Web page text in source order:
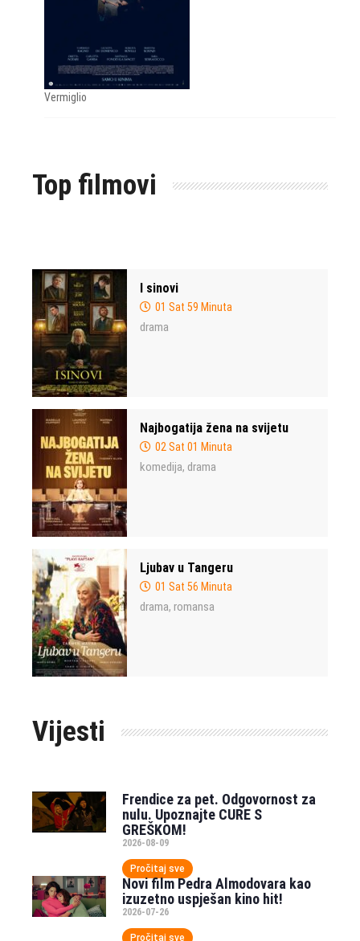
Vermiglio
Top filmovi
I sinovi
01 Sat 59 Minuta
drama
Najbogatija žena na svijetu
02 Sat 01 Minuta
komedija, drama
Ljubav u Tangeru
01 Sat 56 Minuta
drama, romansa
Vijesti
Frendice za pet. Odgovornost za
nulu. Upoznajte CURE S
GREŠKOM!
2026-08-09
Pročitaj sve
Novi film Pedra Almodovara kao
izuzetno uspješan kino hit!
2026-07-26
Pročitaj sve